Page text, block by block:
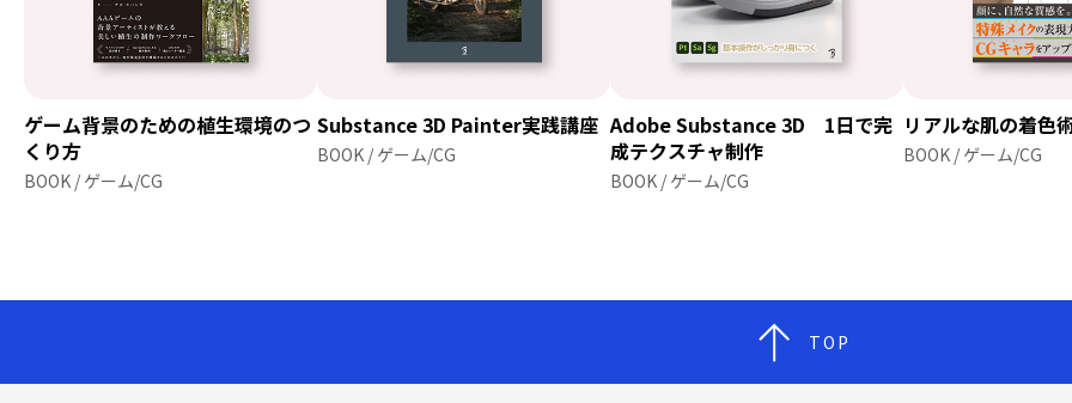
ゲーム背景のための植生環境のつ
くり方
BOOK / ゲーム/CG
Substance 3D Painter実践講座
BOOK / ゲーム/CG
Adobe Substance 3D 1日で完
成テクスチャ制作
BOOK / ゲーム/CG
リアルな肌の着色
BOOK / ゲーム/CG
TOP